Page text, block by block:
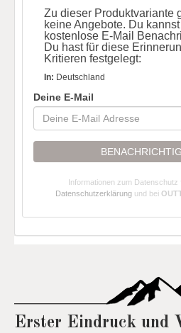
Zu dieser Produktvariante
keine Angebote. Du
kostenlose E-Mail
Du hast für diese
Kritieren festgelegt:
In: Deutschland
Deine E-Mail
Informationen zum Datenschutz
Datenschutzerklärung und bei
Erster Eindruck und